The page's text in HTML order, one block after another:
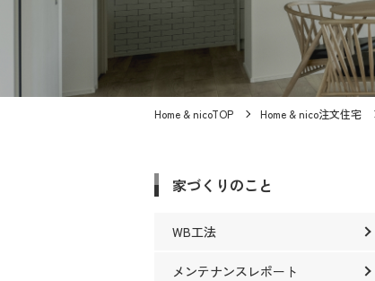
Home & nicoTOP Home & nico注文住宅
家づくりのこと
WB工法
メンテナンスレポート